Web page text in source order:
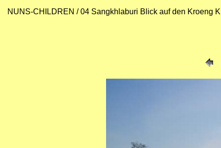
NUNS-CHILDREN / 04 Sangkhlaburi Blick auf den Kroeng